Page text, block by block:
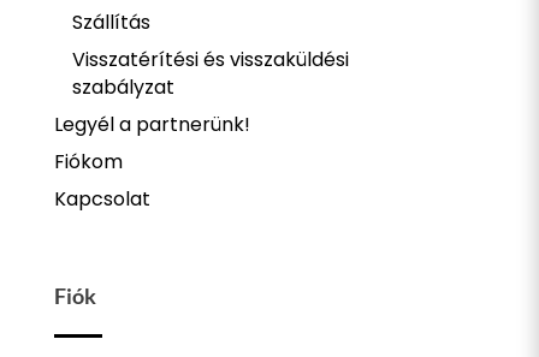
Szállítás
Visszatérítési és visszaküldési
szabályzat
Legyél a partnerünk!
Fiókom
Kapcsolat
Fiók